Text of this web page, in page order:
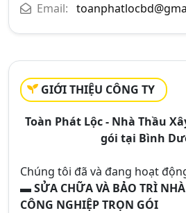
Email:
GIỚI THIỆU CÔNG TY
Toàn Phát Lộc - Nhà Thầu
gói tại Bình
Chúng tôi đã và đang hoạt
▬ SỬA CHỮA VÀ BẢO TRÌ
CÔNG NGHIỆP TRỌN GÓI